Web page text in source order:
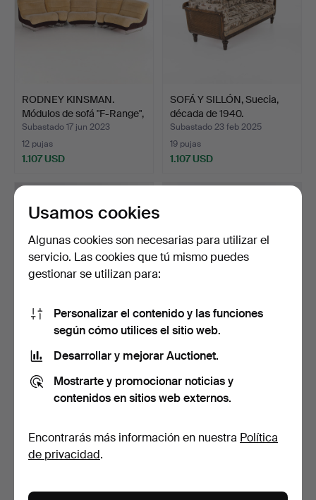
RODNEY KINSMAN.
Módulos de sofá "F-Range",
…
Subastado 17 jun 2023
12 pujas
1.107 USD
SOFÁ Y SILLÓN, Suecia,
década de 1940.
Subastado 23 feb 2025
19 pujas
1.107 USD
SOFÁ, "Knole sofa", 3
plazas, años 40.
Subastado 28 mar 2022
52 pujas
1.083 USD
SOFÁ, "Edward", modelo
Howard, Fogia, fabr…
25 pujas
1.044 USD
Usamos cookies
Algunas cookies son necesarias para utilizar el
servicio. Las cookies que tú mismo puedes
gestionar se utilizan para:
Personalizar el contenido y las funciones
según cómo utilices el sitio web.
Desarrollar y mejorar Auctionet.
Mostrarte y promocionar noticias y
contenidos en sitios web externos.
Encontrarás más información en nuestra Política
de privacidad.